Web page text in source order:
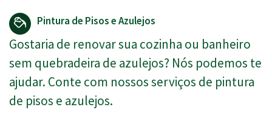
Pintura de Pisos e Azulejos
Gostaria de renovar sua cozinha ou banheiro
sem quebradeira de azulejos? Nós podemos te
ajudar. Conte com nossos serviços de pintura
de pisos e azulejos.